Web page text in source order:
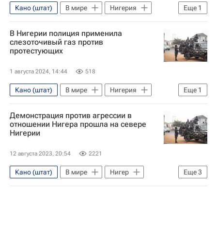
Еще 1
Кано (штат) В мире
Нигерия
Польша
В Нигерии полиция применила
слезоточивый газ против
протестующих
1 августа 2024, 14:44 518
Еще 1
Кано (штат) В мире
Нигерия
Абуджа
Демонстрация против агрессии в
отношении Нигера прошла на севере
Нигерии
12 августа 2023, 20:54 2221
Еще3
Кано (штат) В мире
Нигер
Мохамед Базум
Нигерия